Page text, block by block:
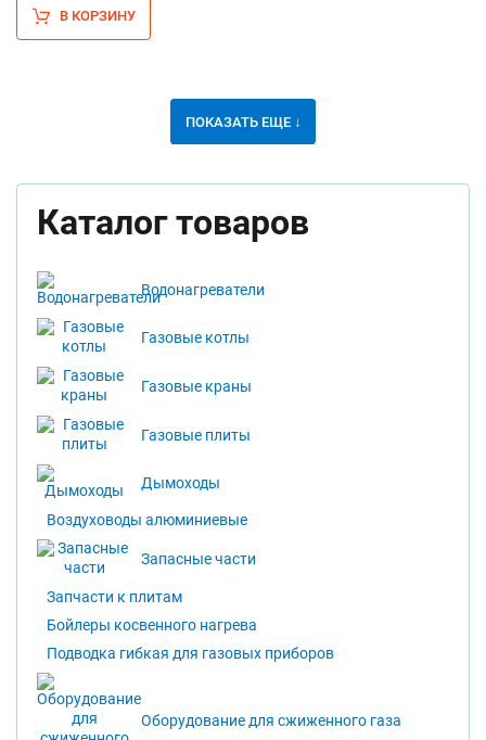
В КОРЗИНУ
ПОКАЗАТЬ ЕЩЕ ↓
Каталог товаров
Водонагреватели
Газовые котлы
Газовые краны
Газовые плиты
Дымоходы
Воздуховоды алюминиевые
Запасные части
Запчасти к плитам
Бойлеры косвенного нагрева
Подводка гибкая для газовых приборов
Оборудование для сжиженного газа